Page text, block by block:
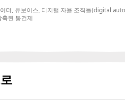
더, 듀보이스, 디지털 자율 조직들(digital
축된 봉건제